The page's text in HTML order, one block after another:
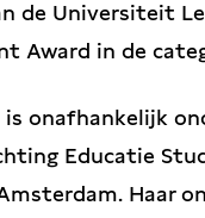
de Universiteit
Award in de
is onafhankelijk
Educatie
Haar